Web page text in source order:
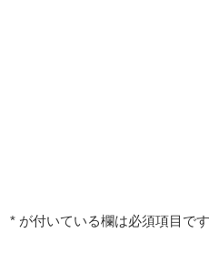
* が付いている欄は必須項目です